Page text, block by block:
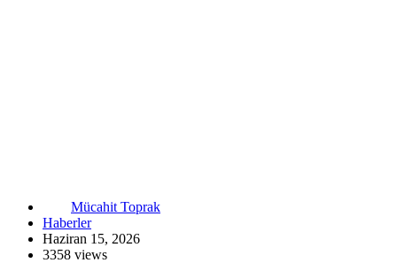
Mücahit Toprak
Haberler
Haziran 15, 2026
3358 views